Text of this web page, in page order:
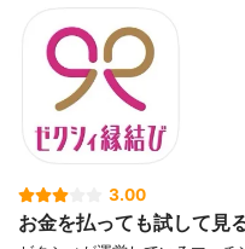
3.00
お金を払っても試して見